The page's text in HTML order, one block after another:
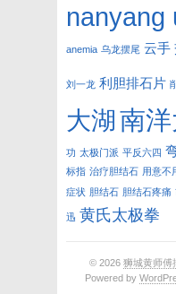
nanyang
anemia 乌龙摆尾 云手
刘一龙 利胆排石片
大湖南
功 太极门派 平反六四
标指 治疗胆结石 用意不
症状 胆结石 胆结石疼痛
迅 黄氏太极拳
© 2026 狮城黄师傅
Powered by